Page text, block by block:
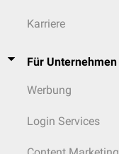
Karriere
Für Unternehmen
Werbung
Login Services